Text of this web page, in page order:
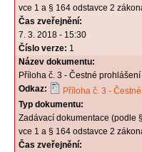
vce 1 a § 164 odstavce 2
Čas zveřejnění:
7. 3. 2018 - 15:30
Číslo verze: 1
Název dokumentu:
Příloha č. 3 - Čestné prohlášení
Odkaz:
Příloha č. 3 -
Typ dokumentu:
Zadávací dokumentace (podle
vce 1 a § 164 odstavce 2
Čas zveřejnění: